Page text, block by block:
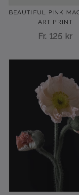
BEAUTIFUL PINK
ART PRINT
Fr. 125 kr